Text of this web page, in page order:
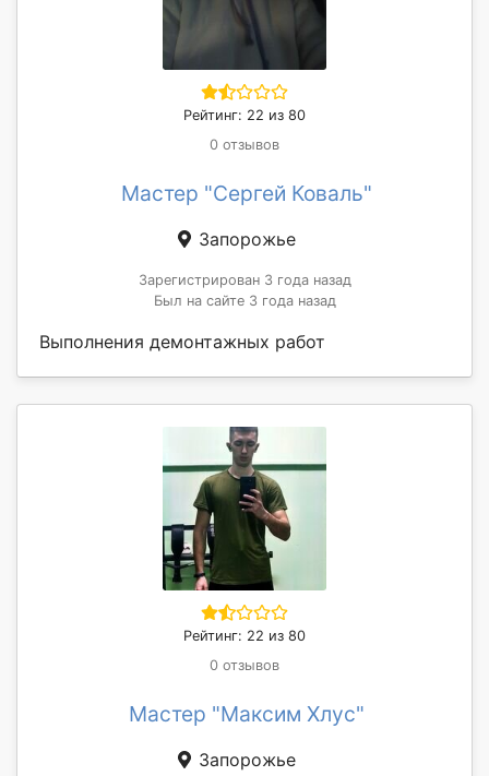
Рейтинг: 22 из 80
0 отзывов
Мастер "Сергей Коваль"
Запорожье
Зарегистрирован 3 года назад
Был на сайте 3 года назад
Выполнения демонтажных работ
Рейтинг: 22 из 80
0 отзывов
Мастер "Максим Хлус"
Запорожье